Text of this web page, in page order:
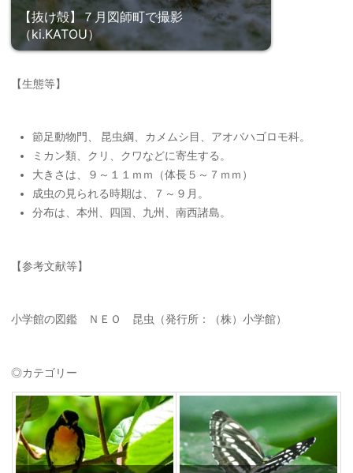
【抜け殻】７月図師町で撮影
（ki.KATOU）
【生態等】
節足動物門、 昆虫綱、カメムシ目、アオバハゴロモ科。
ミカン類、クリ、クワなどに寄生する。
大きさは、９～１１ｍｍ（体長５～７ｍｍ）
成虫の見られる時期は、７～９月。
分布は、本州、四国、九州、南西諸島。
【参考文献等】
小学館の図鑑 ＮＥＯ 昆虫（発行所：（株）小学館）
◎カテゴリー